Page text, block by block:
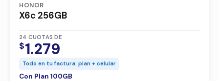
HONOR
X6c 256GB
24 CUOTAS DE
$1.279
Todo en tu factura: plan + celular
Con Plan 100GB